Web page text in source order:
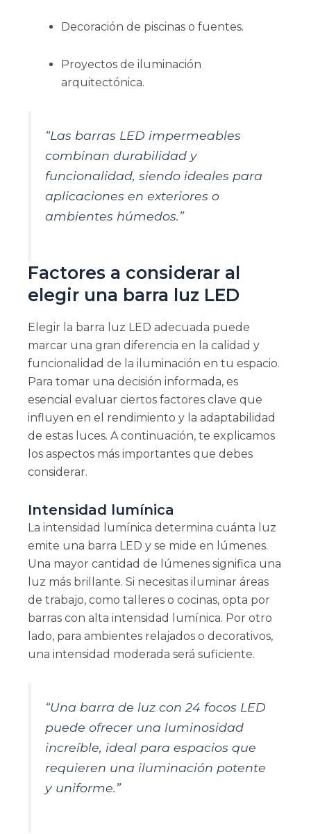
Decoración de piscinas o fuentes.
Proyectos de iluminación
arquitectónica.
“Las barras LED impermeables
combinan durabilidad y
funcionalidad, siendo ideales para
aplicaciones en exteriores o
ambientes húmedos.”
Factores a considerar al
elegir una barra luz LED
Elegir la barra luz LED adecuada puede
marcar una gran diferencia en la calidad y
funcionalidad de la iluminación en tu espacio.
Para tomar una decisión informada, es
esencial evaluar ciertos factores clave que
influyen en el rendimiento y la adaptabilidad
de estas luces. A continuación, te explicamos
los aspectos más importantes que debes
considerar.
Intensidad lumínica
La intensidad lumínica determina cuánta luz
emite una barra LED y se mide en lúmenes.
Una mayor cantidad de lúmenes significa una
luz más brillante. Si necesitas iluminar áreas
de trabajo, como talleres o cocinas, opta por
barras con alta intensidad lumínica. Por otro
lado, para ambientes relajados o decorativos,
una intensidad moderada será suficiente.
“Una barra de luz con 24 focos LED
puede ofrecer una luminosidad
increíble, ideal para espacios que
requieren una iluminación potente
y uniforme.”